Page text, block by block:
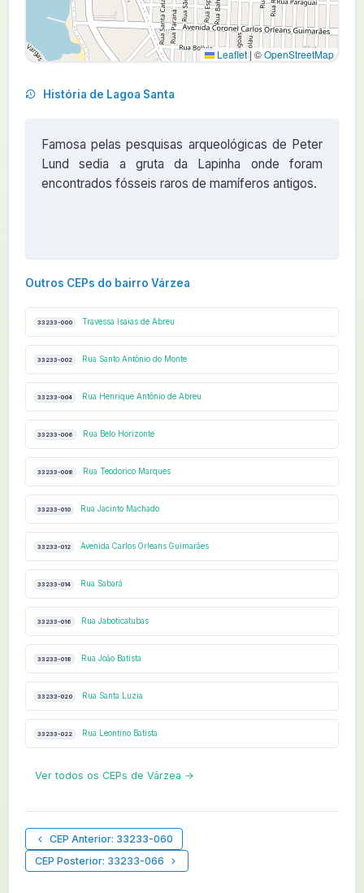
Leaflet|©OpenStreetMap
História de Lagoa Santa
Famosa pelas pesquisas arqueológicas de Peter
Lund sedia a gruta da Lapinha onde foram
encontrados fósseis raros de mamíferos antigos.
Outros CEPs do bairro Várzea
33233-000 Travessa Isaias de Abreu
33233-002 Rua Santo Antônio do Monte
33233-004 Rua Henrique Antônio de Abreu
33233-006 Rua Belo Horizonte
33233-008 Rua Teodorico Marques
33233-010 Rua Jacinto Machado
33233-012 Avenida Carlos Orleans Guimarães
33233-014 Rua Sabará
33233-016 Rua Jaboticatubas
33233-018 Rua João Batista
33233-020 Rua Santa Luzia
33233-022 Rua Leontino Batista
Ver todos os CEPs de Várzea →
CEP Anterior: 33233-060
CEP Posterior: 33233-066